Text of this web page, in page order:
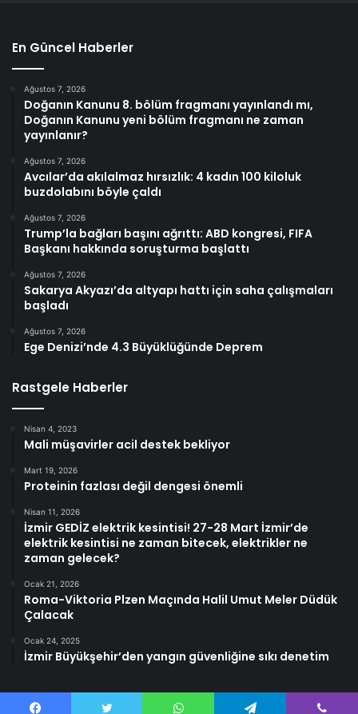
En Güncel Haberler
Ağustos 7, 2026
Doğanın Kanunu 8. bölüm fragmanı yayınlandı mı,
Doğanın Kanunu yeni bölüm fragmanı ne zaman
yayınlanır?
Ağustos 7, 2026
Avcılar’da akılalmaz hırsızlık: 4 kadın 100 kiloluk
buzdolabını böyle çaldı
Ağustos 7, 2026
Trump’la bağları başını ağrıttı: ABD kongresi, FIFA
Başkanı hakkında soruşturma başlattı
Ağustos 7, 2026
Sakarya Akyazı’da altyapı hattı için saha çalışmaları
başladı
Ağustos 7, 2026
Ege Denizi’nde 4.3 Büyüklüğünde Deprem
Rastgele Haberler
Nisan 4, 2023
Mali müşavirler acil destek bekliyor
Mart 19, 2026
Proteinin fazlası değil dengesi önemli
Nisan 11, 2026
İzmir GEDİZ elektrik kesintisi! 27-28 Mart İzmir’de
elektrik kesintisi ne zaman bitecek, elektrikler ne
zaman gelecek?
Ocak 21, 2026
Roma-Viktoria Plzen Maçında Halil Umut Meler Düdük
Çalacak
Ocak 24, 2025
İzmir Büyükşehir’den yangın güvenliğine sıkı denetim